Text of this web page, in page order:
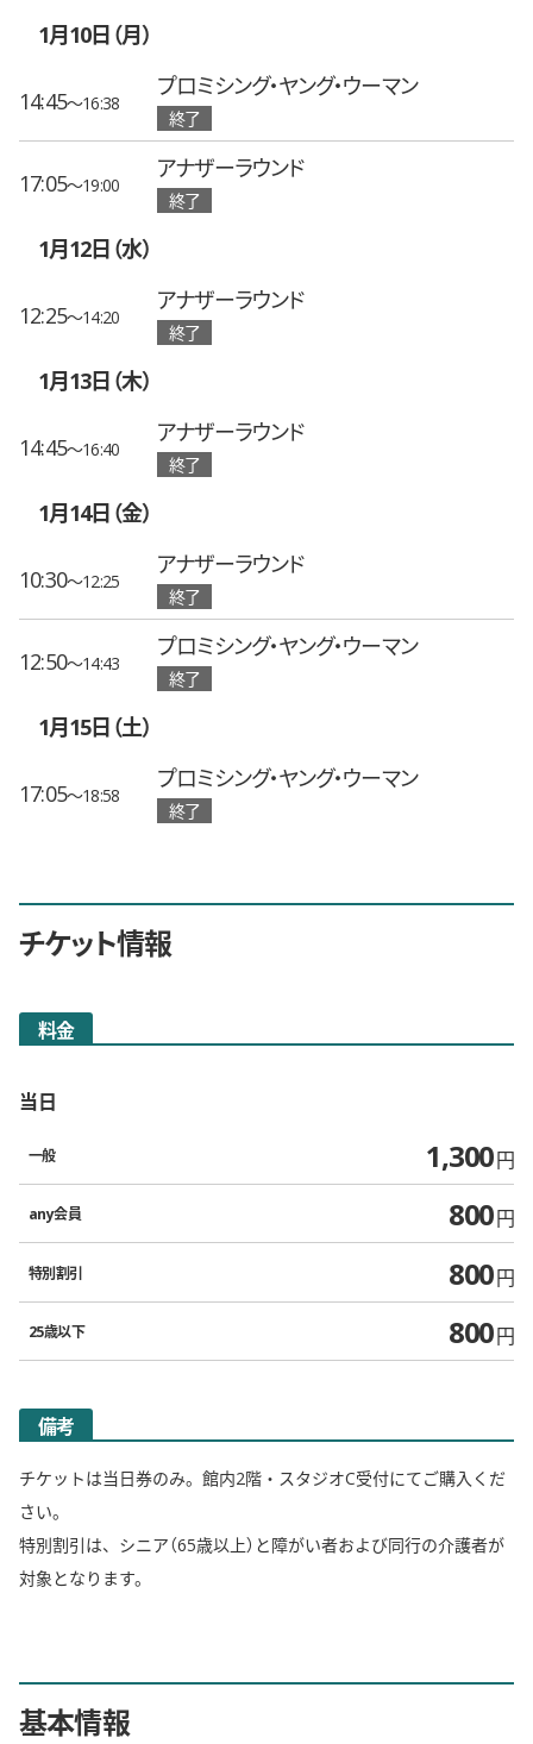
1月10日（月）
14:45〜16:38
プロミシング・ヤング・ウーマン
終了
17:05〜19:00
アナザーラウンド
終了
1月12日（水）
12:25〜14:20
アナザーラウンド
終了
1月13日（木）
14:45〜16:40
アナザーラウンド
終了
1月14日（金）
10:30〜12:25
アナザーラウンド
終了
12:50〜14:43
プロミシング・ヤング・ウーマン
終了
1月15日（土）
17:05〜18:58
プロミシング・ヤング・ウーマン
終了
チケット情報
料金
当日
一般 1,300円
any会員 800円
特別割引 800円
25歳以下 800円
備考
チケットは当日券のみ。館内2階・スタジオC受付にてご購入くだ
さい。
特別割引は、シニア（65歳以上）と障がい者および同行の介護者が
対象となります。
基本情報